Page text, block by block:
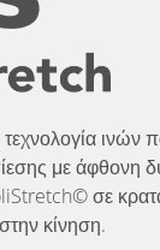
ινών
με άφθονη
σε
κίνηση.